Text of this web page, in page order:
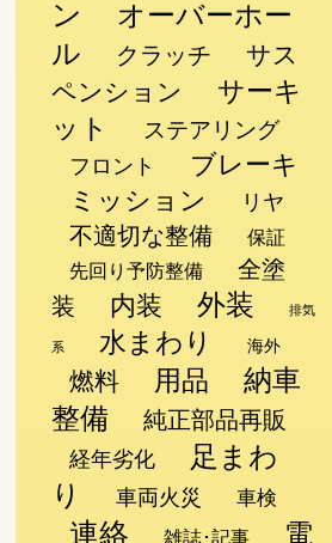
ン
オーバーホー
ル
クラッチ
サス
ペンション
サーキ
ット
ステアリング
フロント
ブレーキ
ミッション
リヤ
不適切な整備
保証
先回り予防整備
全塗
装
内装 外装 排気
系 水まわり 海外
燃料 用品
納車
整備
純正部品再販
経年劣化
足まわ
り
車両火災 車検
連絡 雑誌･記事 電